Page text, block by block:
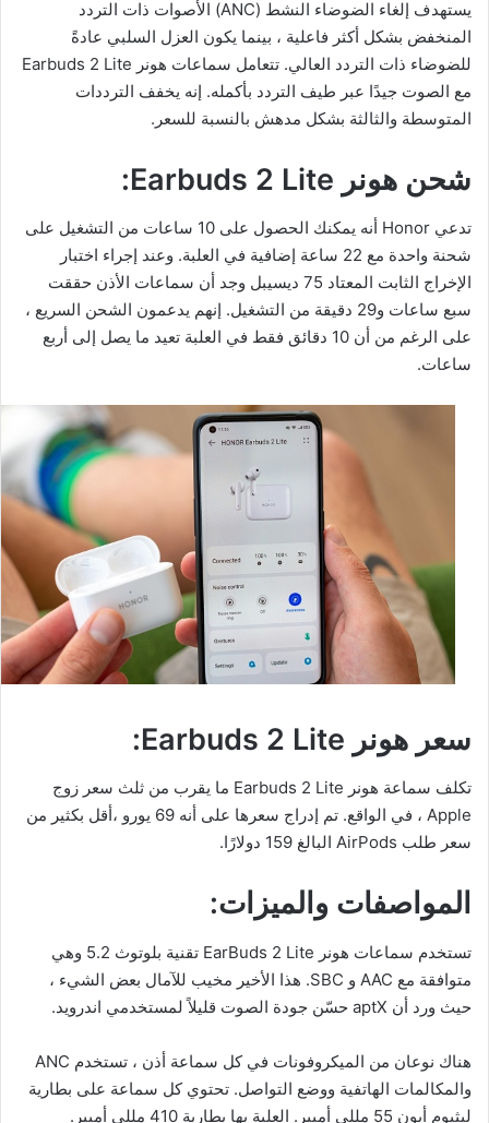
يستهدف إلغاء الضوضاء النشط (ANC) الأصوات ذات التردد
المنخفض بشكل أكثر فاعلية ، بينما يكون العزل السلبي عادةً
للضوضاء ذات التردد العالي. تتعامل سماعات هونر Earbuds 2 Lite
مع الصوت جيدًا عبر طيف التردد بأكمله. إنه يخفف الترددات
المتوسطة والثالثة بشكل مدهش بالنسبة للسعر.
شحن هونر Earbuds 2 Lite:
تدعي Honor أنه يمكنك الحصول على 10 ساعات من التشغيل على
شحنة واحدة مع 22 ساعة إضافية في العلبة. وعند إجراء اختبار
الإخراج الثابت المعتاد 75 ديسيبل وجد أن سماعات الأذن حققت
سبع ساعات و29 دقيقة من التشغيل. إنهم يدعمون الشحن السريع ،
على الرغم من أن 10 دقائق فقط في العلبة تعيد ما يصل إلى أربع
ساعات.
سعر هونر Earbuds 2 Lite:
تكلف سماعة هونر Earbuds 2 Lite ما يقرب من ثلث سعر زوج
Apple ، في الواقع. تم إدراج سعرها على أنه 69 يورو ،أقل بكثير من
سعر طلب AirPods البالغ 159 دولارًا.
المواصفات والميزات:
تستخدم سماعات هونر EarBuds 2 Lite تقنية بلوتوث 5.2 وهي
متوافقة مع AAC و SBC. هذا الأخير مخيب للآمال بعض الشيء ،
حيث ورد أن aptX حسّن جودة الصوت قليلاً لمستخدمي اندرويد.
هناك نوعان من الميكروفونات في كل سماعة أذن ، تستخدم ANC
والمكالمات الهاتفية ووضع التواصل. تحتوي كل سماعة على بطارية
ليثيوم أيون 55 مللي أمبير. العلبة بها بطارية 410 مللي أمبير.